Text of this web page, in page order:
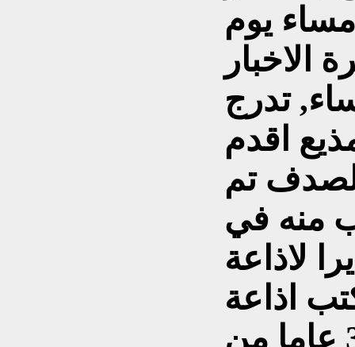
يوم
الاخبار
تدرج
اقدم
تم
منه في
لاذاعة
اذاعة
نوى في كركوك, اي بعد 38 عاما من